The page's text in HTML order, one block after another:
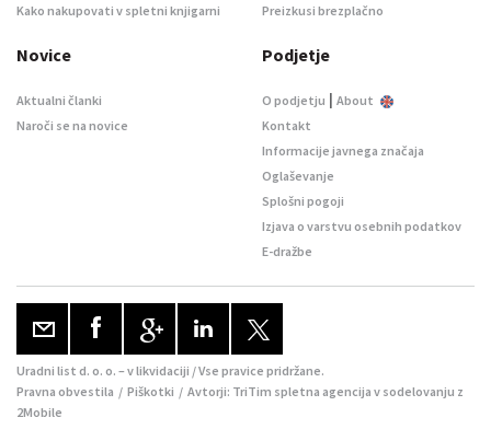
Kako nakupovati v spletni knjigarni
Preizkusi brezplačno
Novice
Aktualni članki
Naroči se na novice
Podjetje
O podjetju | About
Kontakt
Informacije javnega značaja
Oglaševanje
Splošni pogoji
Izjava o varstvu osebnih podatkov
E-dražbe
Uradni list d. o. o. – v likvidaciji / Vse pravice pridržane.
Pravna obvestila / Piškotki / Avtorji: TriTim spletna agencija v sodelovanju z
2Mobile